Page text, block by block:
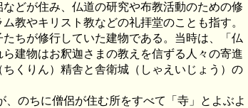
どが住み、仏道の研究や布教活動のための修
教やキリスト教などの礼拝堂のことも指す。
ちが修行していた建物である。当時は、「仏
建物はお釈迦さまの教えを信ずる人々の寄進
くりん）精舎と舎衛城（しゃえいじょう）の
のちに僧侶が住む所をすべて「寺」とよぶよ